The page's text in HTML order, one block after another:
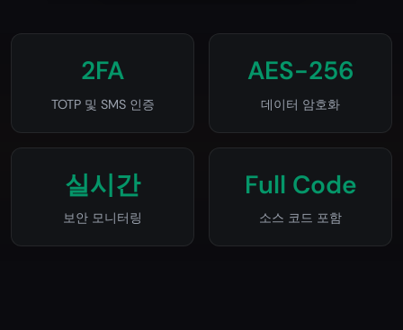
2FA
TOTP 및 SMS 인증
AES-256
데이터 암호화
실시간
보안 모니터링
Full Code
소스 코드 포함